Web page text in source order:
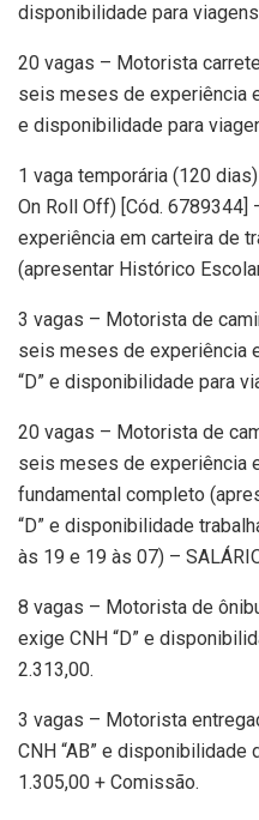
disponibilidade para
20 vagas – Motorista
seis meses de experiência
e disponibilidade para
1 vaga temporária (120
On Roll Off) [Cód.
experiência em carteira de
(apresentar Histórico
3 vagas – Motorista de
seis meses de experiência
“D” e disponibilidade para
20 vagas – Motorista de
seis meses de experiência
fundamental completo
“D” e disponibilidade
às 19 e 19 às 07) –
8 vagas – Motorista de
exige CNH “D” e
2.313,00.
3 vagas – Motorista
CNH “AB” e disponibilidade
1.305,00 + Comissão.